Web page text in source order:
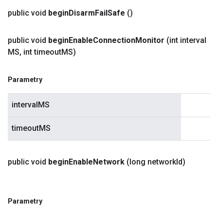
public void beginDisarmFailSafe ()
public void beginEnableConnectionMonitor (int interval
MS, int timeoutMS)
Parametry
intervalMS
timeoutMS
public void beginEnableNetwork (long networkId)
Parametry